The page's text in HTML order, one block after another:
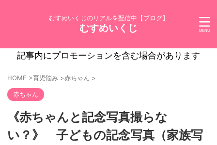
むすめいくじのリアルを配信中【ブログ】
むすめいくじ
記事内にプロモーションを含む場合があります
HOME >育児悩み >赤ちゃん >
赤ちゃん
《赤ちゃんと記念写真撮らな
い？》 子どもの記念写真（家族写